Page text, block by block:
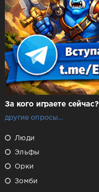
За кого играете сейчас?
другие опросы...
Люди
Эльфы
Орки
Зомби